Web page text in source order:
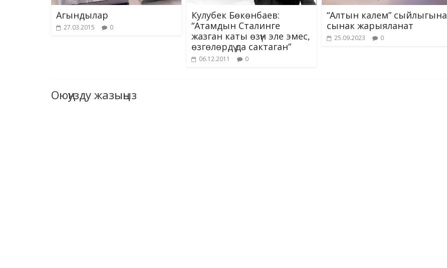
Агындылар
27.03.2015 0
Кулубек Бөкөнбаев:
“Атамдын Сталинге
жазган каты өзүн эле эмес,
өзгөлөрдү да сактаган”
06.12.2011 0
“Алтын калем” сыйлыгына
сынак жарыяланат
25.09.2023 0
Оюңузду жазыңыз